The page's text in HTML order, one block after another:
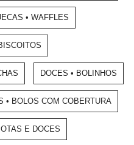
• WAFFLES
DOCES • BOLINHOS
• BOLOS COM COBERTURA
E DOCES